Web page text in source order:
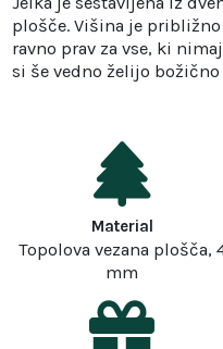
plošče. Višina je
ravno prav za vse, ki
si še vedno želijo
Material
Topolova vezana plošča,
mm